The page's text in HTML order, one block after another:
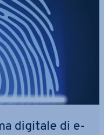
digitale di e-